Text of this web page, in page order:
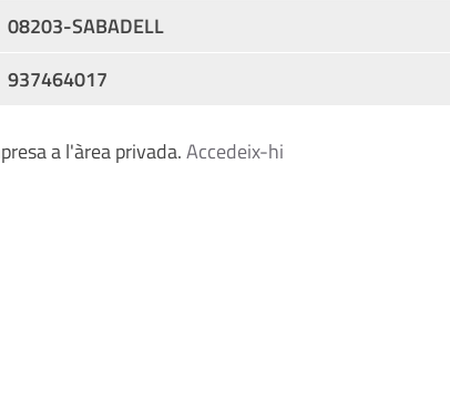
08203-SABADELL
937464017
a l'àrea privada.Accedeix-hi